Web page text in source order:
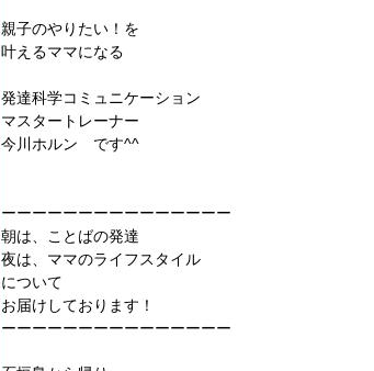
親子のやりたい！を
叶えるママになる
発達科学コミュニケーション
マスタートレーナー
今川ホルン です^^
ーーーーーーーーーーーーーーー
朝は、ことばの発達
夜は、ママのライフスタイル
について
お届けしております！
ーーーーーーーーーーーーーーー